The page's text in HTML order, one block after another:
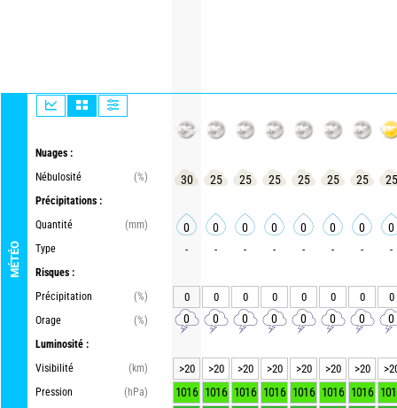
MÉTÉO
Nuages :
Nébulosité
(%)
Précipitations :
Quantité
(mm)
Type
Risques :
Précipitation
(%)
Orage
(%)
Luminosité :
Visibilité
(km)
Pression
(hPa)
30 25 25 25 25 25 25 25
0 0 0 0 0 0 0 0
- - - - - - - -
0 0 0 0 0 0 0 0
0 0 0 0 0 0 0 0
>20 >20 >20 >20 >20 >20 >20
1016 1016 1016 1016 1016 1016 1016